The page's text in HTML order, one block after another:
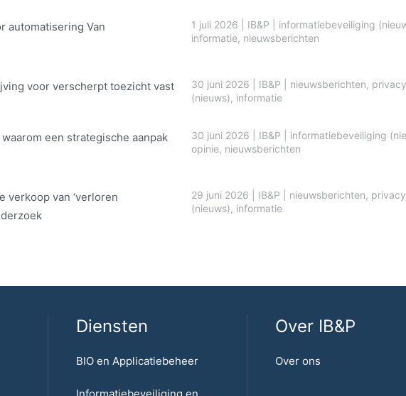
automatisering Van
1 juli 2026 IB&P informatiebeveiliging
informatie, nieuwsberichten
voor verscherpt toezicht vast 30 juni 2026 IB&P nieuwsberichten, privacy
(nieuws), informatie
een strategische aanpak
30 juni 2026 IB&P informatiebeveiliging
opinie, nieuwsberichten
verkoop van ‘verloren
29 juni 2026 IB&P nieuwsberichten, privacy
(nieuws), informatie
Diensten
BIO en Applicatiebeheer
Over IB&P
Over ons